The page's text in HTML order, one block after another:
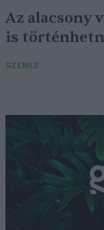
Az alacsony
is
SZEMLE